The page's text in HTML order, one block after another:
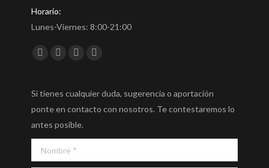
Horario:
Lunes-Viernes: 8:00-21:00
Encuéntranos en:
Si tienes cualquier duda, sugerencia o aportación
ponte en contacto con nosotros. Te contestaremos lo
antes posible.